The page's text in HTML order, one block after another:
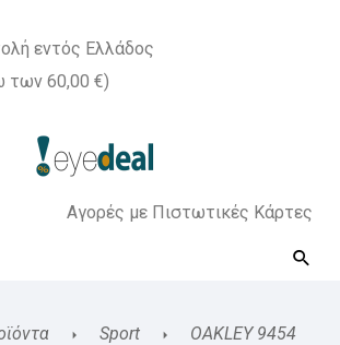
εντός Ελλάδος
των 60,00 €)
Αγορές με Πιστωτικές Κάρτες
Sport OAKLEY 9454